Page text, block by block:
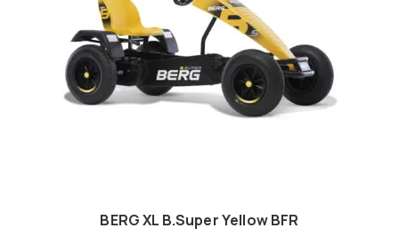
BERG XL B.Super Yellow BFR